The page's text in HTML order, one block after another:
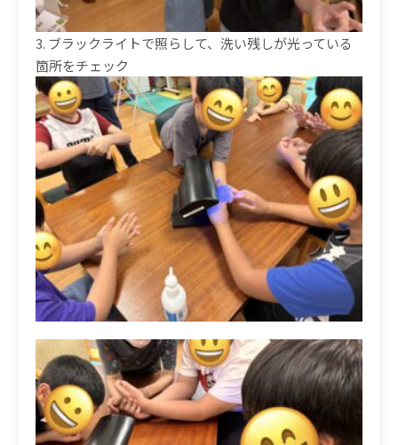
3. ブラックライトで照らして、洗い残しが光っている
箇所をチェック